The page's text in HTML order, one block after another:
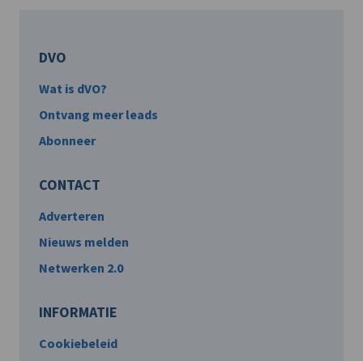
DVO
Wat is dVO?
Ontvang meer leads
Abonneer
CONTACT
Adverteren
Nieuws melden
Netwerken 2.0
INFORMATIE
Cookiebeleid